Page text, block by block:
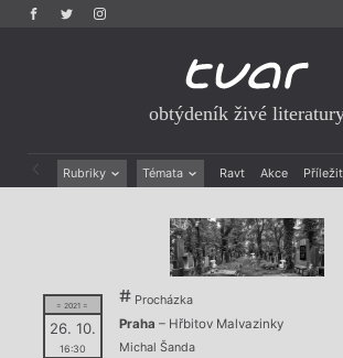
obtýdeník živé
Rubriky Témata Ravt Akce
Drobná publicistika
Reportáže
Rozhovory
Historie kolonialismu
Dokument
Výroční ceny
= 2021 =
26. 10.
16:30
Procházka
Praha – Hřbitov Malvazinky
Michal Šanda